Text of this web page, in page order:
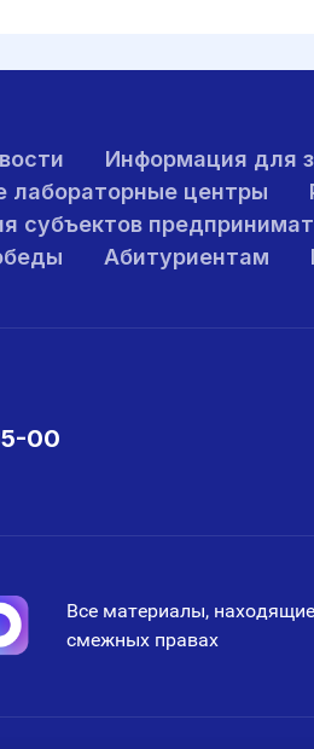
Информация для
лабораторные центры
субъектов
Абитуриентам
00
Все материалы,
смежных правах